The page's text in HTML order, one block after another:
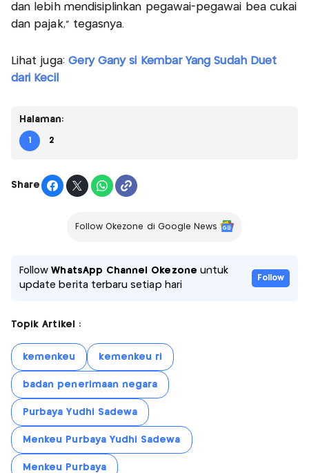
dan lebih mendisiplinkan pegawai-pegawai bea cukai
dan pajak," tegasnya.
Lihat juga: Gery Gany si Kembar Yang Sudah Duet
dari Kecil
Halaman:
1 2
Share
Follow Okezone di Google News
FollowWhatsApp Channel Okezone untuk
update berita terbaru setiap hari
Follow
Topik Artikel :
kemenkeu kemenkeu ri
badan penerimaan negara
Purbaya Yudhi Sadewa
Menkeu Purbaya Yudhi Sadewa
Menkeu Purbaya